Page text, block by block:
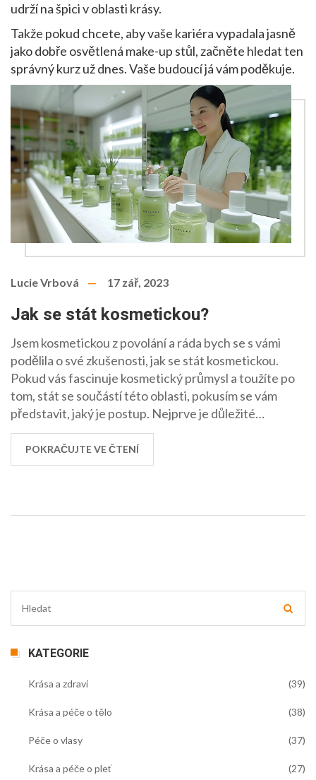
udrží na špici v oblasti krásy.
Takže pokud chcete, aby vaše kariéra vypadala jasně
jako dobře osvětlená make-up stůl, začněte hledat ten
správný kurz už dnes. Vaše budoucí já vám poděkuje.
Lucie Vrbová 17 zář, 2023
Jak se stát kosmetickou?
Jsem kosmetickou z povolání a ráda bych se s vámi
podělila o své zkušenosti, jak se stát kosmetickou.
Pokud vás fascinuje kosmetický průmysl a toužíte po
tom, stát se součástí této oblasti, pokusím se vám
představit, jaký je postup. Nejprve je důležité
absolvovat správné vzdělání a získat potřebné
certifikáty v oboru. Ale to není vše, budete muset
hodně pracovat, neustále se vzdělávat a mít vášeň pro
POKRAČUJTE VE ČTENÍ
KATEGORIE
Krása a zdraví (39)
Krása a péče o tělo (38)
Péče o vlasy (37)
Krása a péče o pleť (27)